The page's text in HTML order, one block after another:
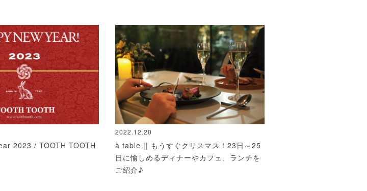
2023 / TOOTH TOOTH
2022.12.20
à table || もうすぐクリスマス！23日～25
日に愉しめるディナーやカフェ、ランチを
ご紹介♪